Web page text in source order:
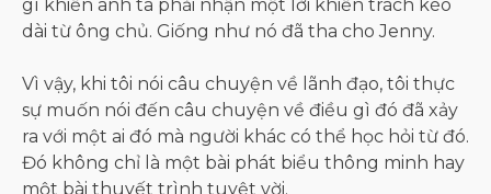
gì khiến anh ta phải nhận một lời khiển trách kéo
dài từ ông chủ. Giống như nó đã tha cho Jenny.
Vì vậy, khi tôi nói câu chuyện về lãnh đạo, tôi thực
sự muốn nói đến câu chuyện về điều gì đó đã xảy
ra với một ai đó mà người khác có thể học hỏi từ đó.
Đó không chỉ là một bài phát biểu thông minh hay
một bài thuyết trình tuyệt vời.